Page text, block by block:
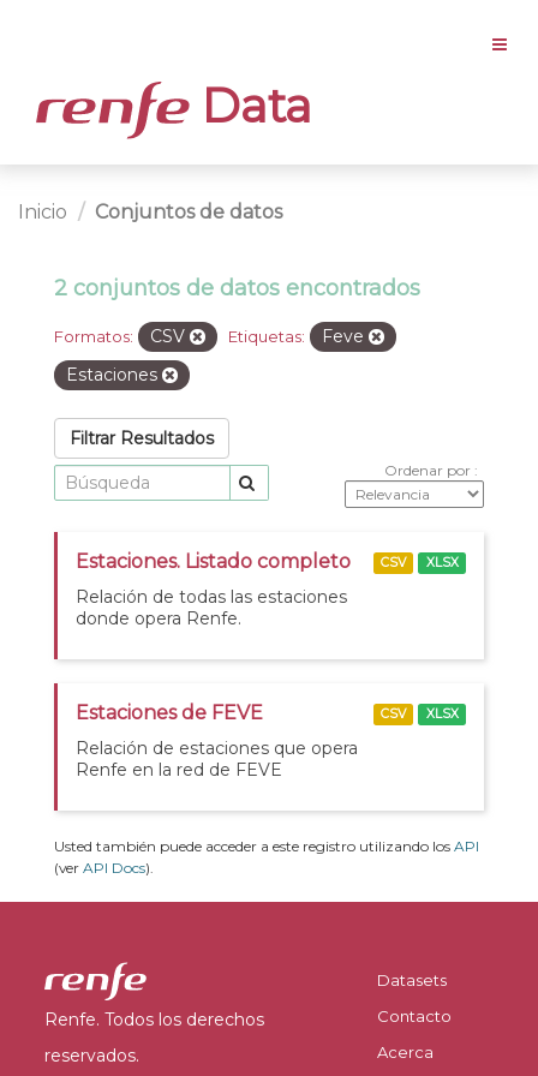
Data
Inicio Conjuntos de datos
2 conjuntos de datos encontrados
Formatos: CSV Etiquetas:
Feve
Estaciones
Filtrar Resultados
Ordenar por
Estaciones. Listado completo
Relación de todas las estaciones
donde opera Renfe.
CSV XLSX
Estaciones de FEVE
Relación de estaciones que opera
Renfe en la red de FEVE
CSV XLSX
Usted también puede acceder a este registro utilizando los API
(ver API Docs).
Renfe. Todos los derechos
reservados.
Datasets
Contacto
Acerca